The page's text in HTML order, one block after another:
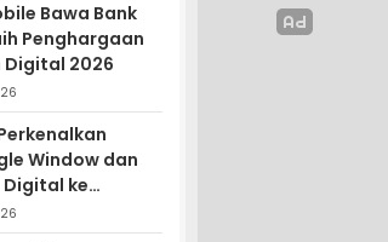
Bawa Bank
Penghargaan
Digital 2026
Window dan
Digital ke